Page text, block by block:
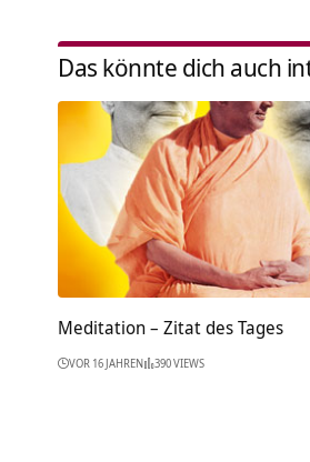
Das könnte dich auch
Meditation – Zitat des Tages
VOR 16 JAHREN 390 VIEWS